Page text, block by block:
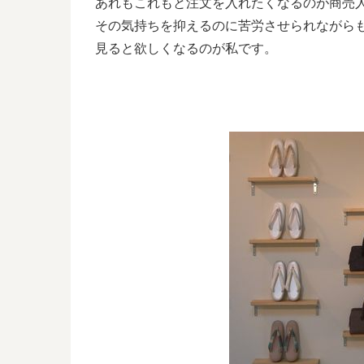
あれもこれもと注文を入れたくなるのが商売
その気持ちを抑えるのに苦労させられながら
見ると欲しくなるのが私です。